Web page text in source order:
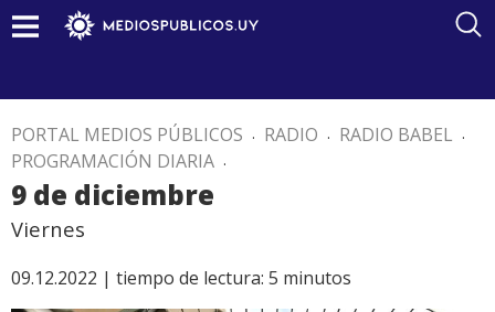
PORTAL MEDIOS PÚBLICOS . RADIO . RADIO BABEL .
PROGRAMACIÓN DIARIA .
9 de diciembre
Viernes
09.12.2022 | tiempo de lectura: 5 minutos